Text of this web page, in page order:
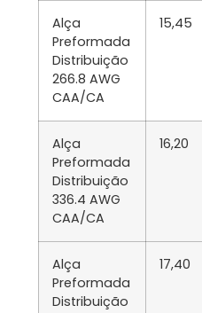
Alça
Preformada
Distribuição
266.8 AWG
CAA/CA
15,45
Alça
Preformada
Distribuição
336.4 AWG
CAA/CA
16,20
Alça
Preformada
Distribuição
17,40